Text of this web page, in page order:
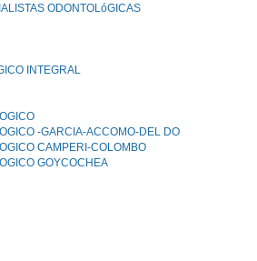
ODONTOLóGICAS
INTEGRAL
-GARCIA-ACCOMO-DEL DO
CAMPERI-COLOMBO
GOYCOCHEA